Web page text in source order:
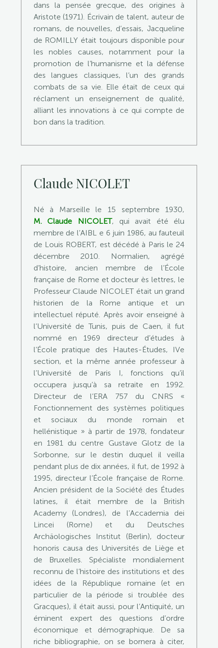
dans la pensée grecque, des origines à
Aristote (1971). Écrivain de talent, auteur de
romans, de nouvelles, d’essais, Jacqueline
de ROMILLY était toujours disponible pour
les nobles causes, notamment pour la
promotion de l’humanisme et la défense
des langues classiques, l’un des grands
combats de sa vie. Elle était de ceux qui
réclament un enseignement de qualité,
alliant les innovations à ce qui compte de
bon dans la tradition.
Claude NICOLET
Né à Marseille le 15 septembre 1930,
M.Claude NICOLET, qui avait été élu
membre de l’AIBL e 6 juin 1986, au fauteuil
de Louis ROBERT, est décédé à Paris le 24
décembre 2010. Normalien, agrégé
d’histoire, ancien membre de l’École
française de Rome et docteur ès lettres, le
Professeur Claude NICOLET était un grand
historien de la Rome antique et un
intellectuel réputé. Après avoir enseigné à
l’Université de Tunis, puis de Caen, il fut
nommé en 1969 directeur d’études à
l’École pratique des Hautes-Études, IVe
section, et la même année professeur à
l’Université de Paris I, fonctions qu’il
occupera jusqu’à sa retraite en 1992.
Directeur de l’ERA 757 du CNRS «
Fonctionnement des systèmes politiques
et sociaux du monde romain et
hellénistique » à partir de 1978, fondateur
en 1981 du centre Gustave Glotz de la
Sorbonne, sur le destin duquel il veilla
pendant plus de dix années, il fut, de 1992 à
1995, directeur l’École française de Rome.
Ancien président de la Société des Études
latines, il était membre de la British
Academy (Londres), de l’Accademia dei
Lincei (Rome) et du Deutsches
Archäologisches Institut (Berlin), docteur
honoris causa des Universités de Liège et
de Bruxelles. Spécialiste mondialement
reconnu de l’histoire des institutions et des
idées de la République romaine (et en
particulier de la période si troublée des
Gracques), il était aussi, pour l’Antiquité, un
éminent expert des questions d’ordre
économique et démographique. De sa
riche bibliographie, on se bornera à citer,